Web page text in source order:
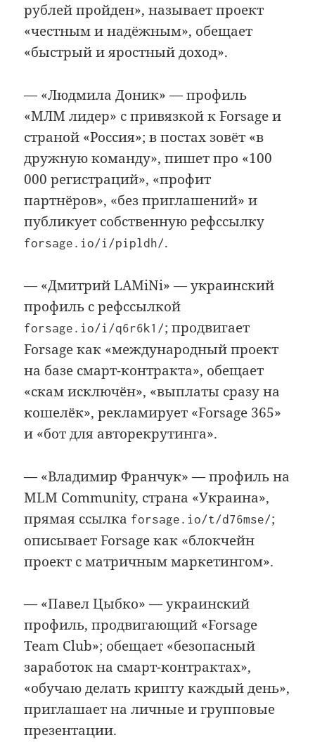
рублей пройден», называет проект
«честным и надёжным», обещает
«быстрый и яростный доход».
— «Людмила Доник» — профиль
«МЛМ лидер» с привязкой к Forsage и
страной «Россия»; в постах зовёт «в
дружную команду», пишет про «100
000 регистраций», «профит
партнёров», «без приглашений» и
публикует собственную рефссылку
forsage.io/i/pipldh/.
— «Дмитрий LAMiNi» — украинский
профиль с рефссылкой
forsage.io/i/q6r6k1/; продвигает
Forsage как «международный проект
на базе смарт-контракта», обещает
«скам исключён», «выплаты сразу на
кошелёк», рекламирует «Forsage 365»
и «бот для авторекрутинга».
— «Владимир Франчук» — профиль на
MLM Community, страна «Украина»,
прямая ссылка forsage.io/t/d76mse/;
описывает Forsage как «блокчейн
проект с матричным маркетингом».
— «Павел Цыбко» — украинский
профиль, продвигающий «Forsage
Team Club»; обещает «безопасный
заработок на смарт-контрактах»,
«обучаю делать крипту каждый день»,
приглашает на личные и групповые
презентации.